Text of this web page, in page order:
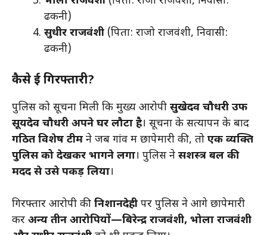
ढकनी)
सुधीर राजवंशी (पिता: राजो राजवंशी, निवासी:
ढकनी)
कैसे हुई गिरफ्तारी?
पुलिस को सूचना मिली कि मुख्य आरोपी सुखेदव चौधरी उर्फ
सूर्यदेव चौधरी अपने घर लौटा है। सूचना के सत्यापन के बाद
गठित विशेष टीम ने जब गांव में छापेमारी की, तो एक व्यक्ति
पुलिस को देखकर भागने लगा। पुलिस ने सशस्त्र बल की
मदद से उसे पकड़ लिया।
गिरफ्तार आरोपी की निशानदेही पर पुलिस ने आगे छापेमारी
कर अन्य तीन आरोपियों—बिरेन्द्र राजवंशी, भोला राजवंशी